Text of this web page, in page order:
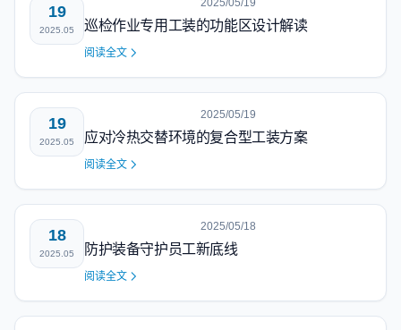
19
2025.05
2025/05/19
巡检作业专用工装的功能区设计解读
阅读全文
19
2025.05
2025/05/19
应对冷热交替环境的复合型工装方案
阅读全文
18
2025.05
2025/05/18
防护装备守护员工新底线
阅读全文